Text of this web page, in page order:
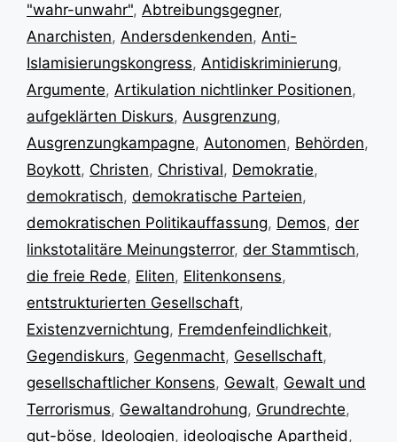
"wahr-unwahr", Abtreibungsgegner,
Anarchisten, Andersdenkenden, Anti-
Islamisierungskongress, Antidiskriminierung,
Argumente, Artikulation nichtlinker Positionen,
aufgeklärten Diskurs, Ausgrenzung,
Ausgrenzungkampagne, Autonomen, Behörden,
Boykott, Christen, Christival, Demokratie,
demokratisch, demokratische Parteien,
demokratischen Politikauffassung, Demos, der
linkstotalitäre Meinungsterror, der Stammtisch,
die freie Rede, Eliten, Elitenkonsens,
entstrukturierten Gesellschaft,
Existenzvernichtung, Fremdenfeindlichkeit,
Gegendiskurs, Gegenmacht, Gesellschaft,
gesellschaftlicher Konsens, Gewalt, Gewalt und
Terrorismus, Gewaltandrohung, Grundrechte,
gut-böse, Ideologien, ideologische Apartheid,